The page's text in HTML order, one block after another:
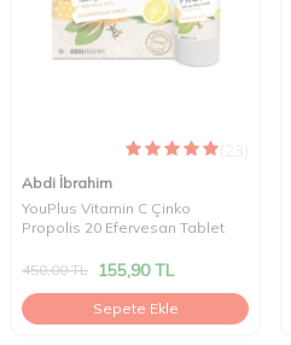
Abdi İbrahim
YouPlus Vitamin C Çinko
Propolis 20 Efervesan Tablet
450,00TL 155,90TL
Sepete Ekle